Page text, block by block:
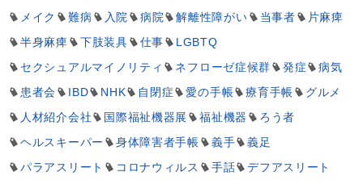
メイク
難病 入院 病院 解離性障がい 当事者
片麻痺
半身麻痺
下肢装具 仕事
LGBTQ
セクシュアルマイノリティ
ネフローゼ症候群 発症
病気
患者会
IBD NHK 自閉症 愛の手帳 療育手帳
グルメ
人材紹介会社
国際福祉機器展 福祉機器
ろう者
ヘルスキーパー
身体障害者手帳 義手
義足
パラアスリート
コロナウィルス 手話
デフアスリート